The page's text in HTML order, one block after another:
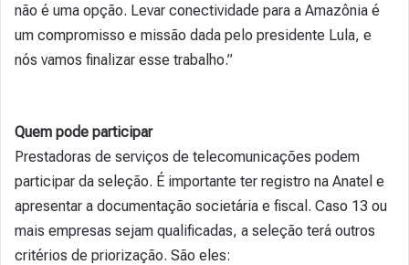
não é uma opção. Levar conectividade para a Amazônia é
um compromisso e missão dada pelo presidente Lula, e
nós vamos finalizar esse trabalho.”
Quem pode participar
Prestadoras de serviços de telecomunicações podem
participar da seleção. É importante ter registro na Anatel e
apresentar a documentação societária e fiscal. Caso 13 ou
mais empresas sejam qualificadas, a seleção terá outros
critérios de priorização. São eles: